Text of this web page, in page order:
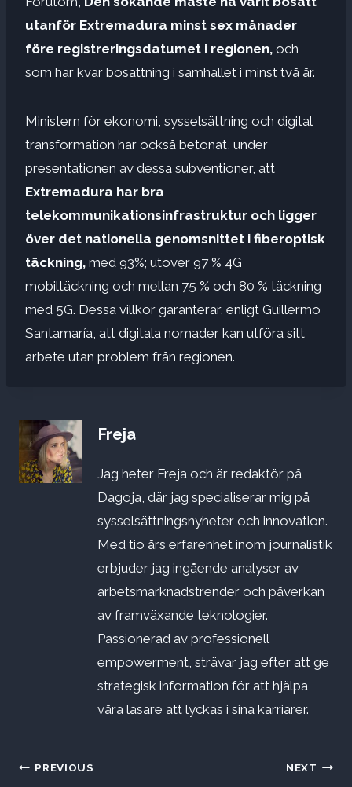
utanför Extremadura minst sex månader
före registreringsdatumet i regionen, och
som har kvar bosättning i samhället i minst två år.
Ministern för ekonomi, sysselsättning och digital
transformation har också betonat, under
presentationen av dessa subventioner, att
Extremadura har bra
telekommunikationsinfrastruktur och ligger
över det nationella genomsnittet i fiberoptisk
täckning, med 93%; utöver 97 % 4G
mobiltäckning och mellan 75 % och 80 % täckning
med 5G. Dessa villkor garanterar, enligt Guillermo
Santamaría, att digitala nomader kan utföra sitt
arbete utan problem från regionen.
Freja
Jag heter Freja och är redaktör på
Dagoja, där jag specialiserar mig på
sysselsättningsnyheter och innovation.
Med tio års erfarenhet inom journalistik
erbjuder jag ingående analyser av
arbetsmarknadstrender och påverkan
av framväxande teknologier.
Passionerad av professionell
empowerment, strävar jag efter att ge
strategisk information för att hjälpa
våra läsare att lyckas i sina karriärer.
Inläggsnavigering
PREVIOUS NEXT